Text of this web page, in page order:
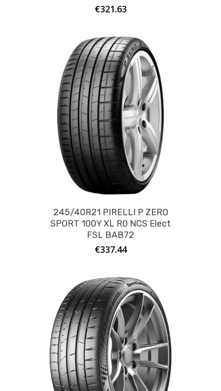
€321.63
245/40R21 PIRELLI P ZERO
SPORT 100Y XL R0 NCS Elect
FSL BAB72
€337.44